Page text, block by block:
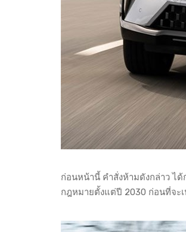
ก่อนหน้านี้ คำสั่งห้ามดังกล่าว ไ
กฎหมายตั้งแต่ปี 2030 ก่อนที่จะ